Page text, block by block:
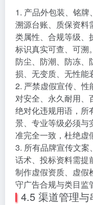
1. 产品外包装、铭牌
溯源台账、质保资料
类属性、合规等级、
标识真实可查、可溯
防尘、防潮、防冻、
损、无变质、无性能
2. 严禁虚假宣传、性
对安全、永久耐用、
绝对化违规用语，所
景、专业等级必须与
准完全一致，杜绝虚
3. 所有品牌宣传文
话术、投标资料需提
制作虚假资质、虚假
守广告合规与类目监
4.5 渠道管理与